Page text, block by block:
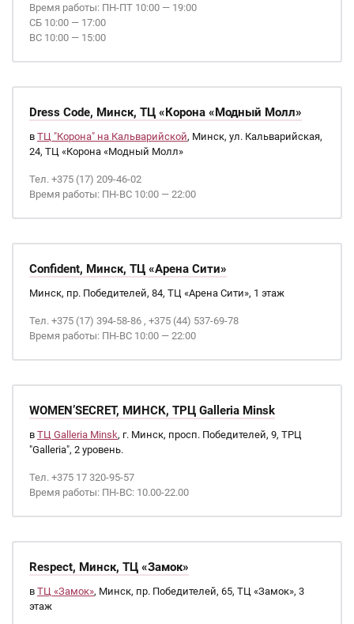
Время работы: ПН-ПТ 10:00 — 19:00
СБ 10:00 — 17:00
ВС 10:00 — 15:00
Dress Code, Минск, ТЦ «Корона «Модный Молл»
в ТЦ "Корона" на Кальварийской, Минск, ул. Кальварийская,
24, ТЦ «Корона «Модный Молл»
Тел. +375 (17) 209-46-02
Время работы: ПН-ВС 10:00 — 22:00
Confident, Минск, ТЦ «Арена Сити»
Минск, пр. Победителей, 84, ТЦ «Арена Сити», 1 этаж
Тел. +375 (17) 394-58-86 , +375 (44) 537-69-78
Время работы: ПН-ВС 10:00 — 22:00
WOMEN’SECRET, МИНСК, ТРЦ Galleria Minsk
в ТЦ Galleria Minsk, г. Минск, просп. Победителей, 9, ТРЦ
"Galleria", 2 уровень.
Тел. +375 17 320-95-57
Время работы: ПН-ВС: 10.00-22.00
Respect, Минск, ТЦ «Замок»
в ТЦ «Замок», Минск, пр. Победителей, 65, ТЦ «Замок», 3
этаж